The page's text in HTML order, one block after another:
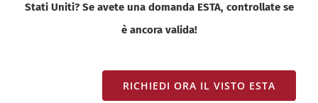
Stati Uniti? Se avete una domanda ESTA, controllate se
è ancora valida!
RICHIEDI ORA IL VISTO ESTA